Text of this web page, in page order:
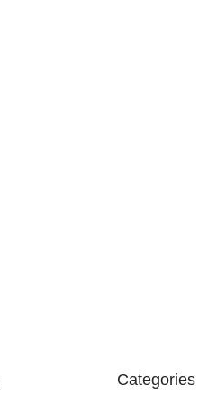
Categories